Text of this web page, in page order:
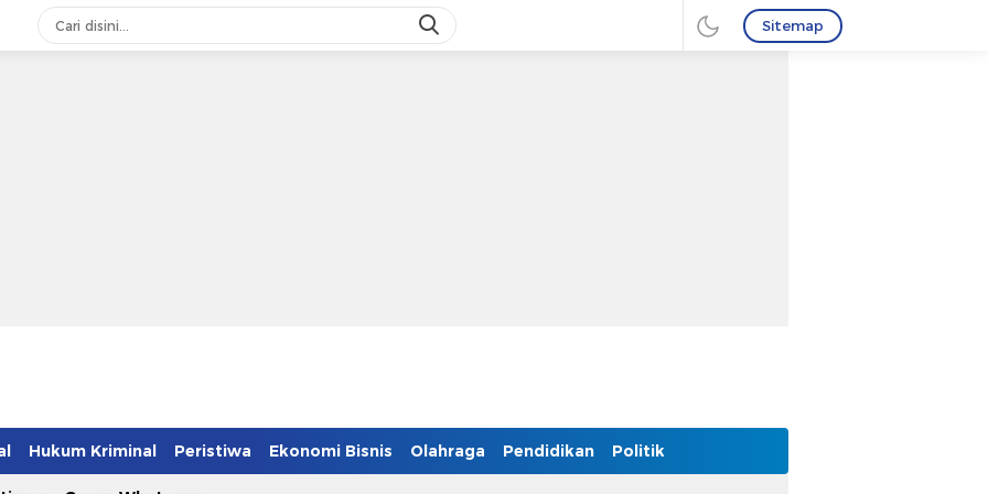
Sitemap
Hukum Kriminal Peristiwa Ekonomi Bisnis Olahraga Pendidikan Politik